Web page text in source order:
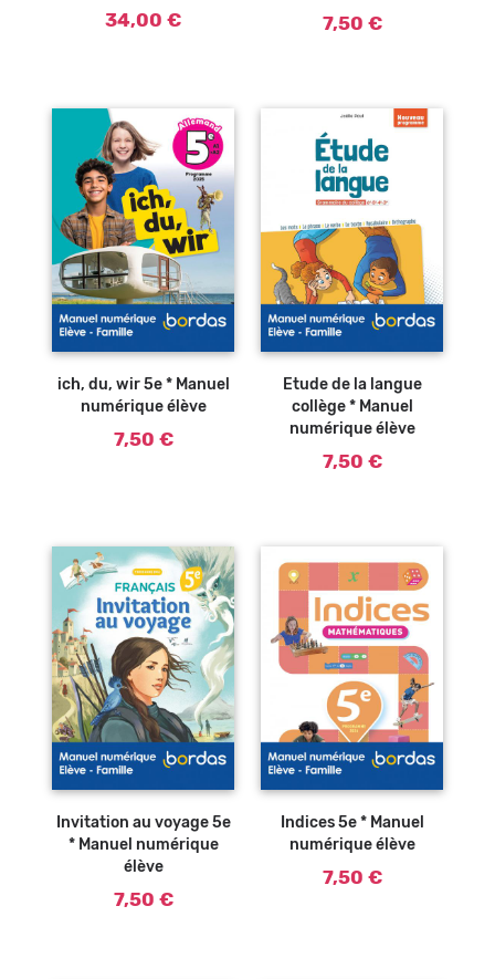
34,00 € 7,50 €
ich, du, wir 5e * Manuel
numérique élève
7,50 €
Etude de la langue
collège * Manuel
numérique élève
7,50 €
Invitation au voyage 5e
* Manuel numérique
élève
7,50 €
Indices 5e * Manuel
numérique élève
7,50 €